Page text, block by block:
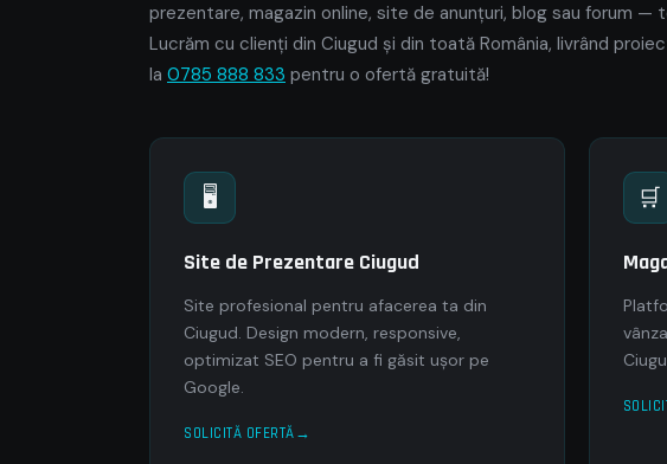
prezentare, magazin online, site de anunțuri, blog sau forum —
Lucrăm cu clienți din Ciugud și din toată România, livrând
la 0785 888 833 pentru o ofertă gratuită!
🖥
Site de Prezentare Ciugud
Site profesional pentru afacerea ta din
Ciugud. Design modern, responsive,
optimizat SEO pentru a fi găsit ușor pe
Google.
SOLICITĂ OFERTĂ
🛒